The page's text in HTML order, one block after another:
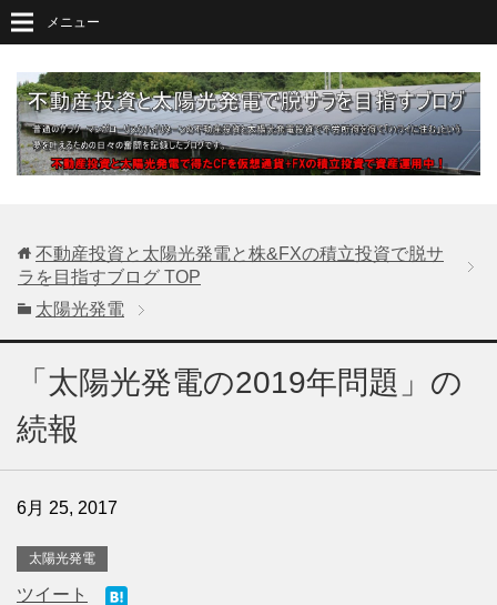
メニュー
不動産投資と太陽光発電と株&FXの積立投資で脱サ
ラを目指すブログ TOP
太陽光発電
「太陽光発電の2019年問題」の
続報
6月 25, 2017
太陽光発電
ツイート